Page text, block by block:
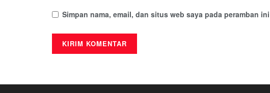
Simpan nama, email, dan situs web saya pada peramban